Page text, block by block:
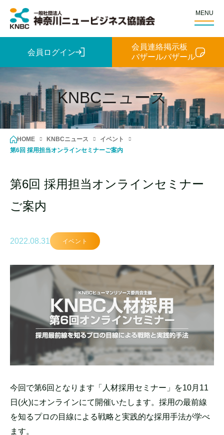
MENU
会員ログイン
会員連絡掲示板
バザールバザール
KNBCニュース
HOME KNBCニュース
イベント
第6回 採用担当オンラインセミナーご案内
第6回 採用担当オンラインセミナー
ご案内
2022.08.31 イベント
今回で第6回となります「人材採用セミナー」を10月11
日(火)にオンラインにて開催いたします。採用の最前線
を知るプロの目線による戦略と実践的な採用手法が学べ
ます。